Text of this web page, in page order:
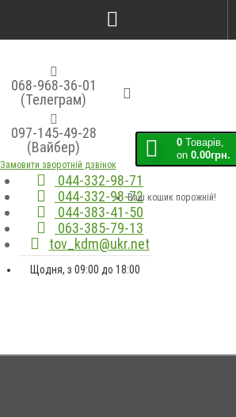
068-968-36-01
(Телеграм)
097-145-49-28
(Вайбер)
Замовити зворотній дзвінок
044-332-98-71
044-332-98-72
044-383-41-50
063-385-79-13
tov_kdm@ukr.net
Щодня, з 09:00 до 18:00
0 Товарів,
on 0.00грн.
Ваш кошик порожній!